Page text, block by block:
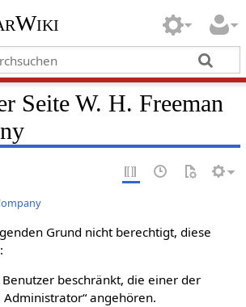
Seite W. H. Freeman
Grund nicht berechtigt, diese
beschränkt, die einer der
Administrator“ angehören.